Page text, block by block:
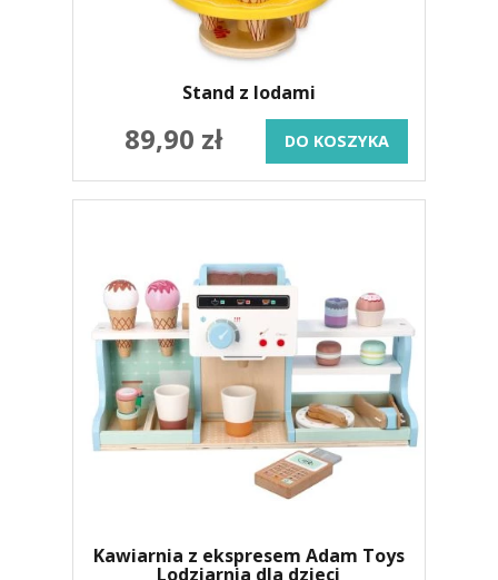
Stand z lodami
89,90 zł DO KOSZYKA
Kawiarnia z ekspresem Adam Toys
Lodziarnia dla dzieci